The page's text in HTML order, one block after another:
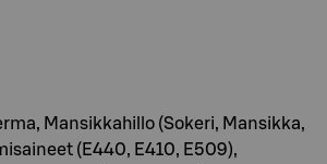
Mansikkahillo (Sokeri, Mansikka,
(E440, E410, E509),